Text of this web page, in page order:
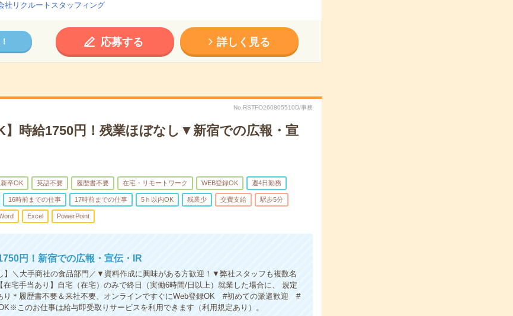
社リクルートスタッフィング
応募する 詳しく見る
No.RSTFO260805510D/事務
】時給1750円！残業ほぼなし▼新宿での広報・宣
卒OK 英語不要 履歴書不要 在宅・リモートワーク WEB登録OK 週4日勤務
16時前までの仕事 17時前までの仕事 5ｈ以内OK 残業少 交費支給 駅歩5分
Excel PowerPoint
円！新宿での広報・宣伝・IR
】＼大手商社の食品部門／▼資料作成に興味がある方歓迎！▼弊社スタッフも複数名
在宅手当あり】自宅（在宅）のみで終日（実働6時間/日以上）就業した場合に、 規定
り＊履歴書不要＆来社不要、オンラインですぐにWeb登録OK #初めての派遣歓迎 #
このお仕事は給与即受取りサービスを利用できます（利用規定あり）。